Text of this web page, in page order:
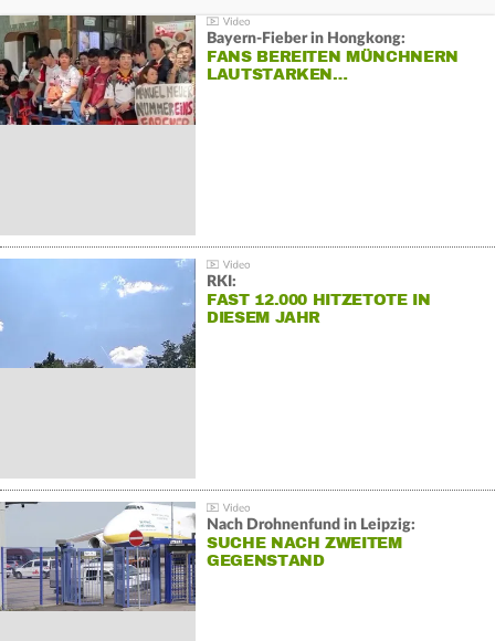
Bayern-Fieber in Hongkong:
FANS BEREITEN MÜNCHNERN
LAUTSTARKEN…
RKI:
FAST 12.000 HITZETOTE IN
DIESEM JAHR
Nach Drohnenfund in Leipzig:
SUCHE NACH ZWEITEM
GEGENSTAND